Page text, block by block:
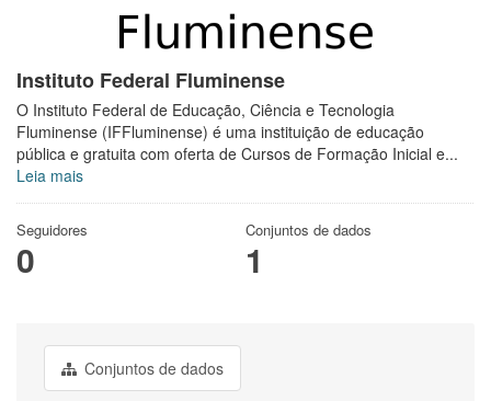
Instituto Federal Fluminense
O Instituto Federal de Educação, Ciência e Tecnologia
Fluminense (IFFluminense) é uma instituição de educação
pública e gratuita com oferta de Cursos de Formação Inicial e...
Leia mais
Seguidores
0
Conjuntos de dados
1
Conjuntos de dados